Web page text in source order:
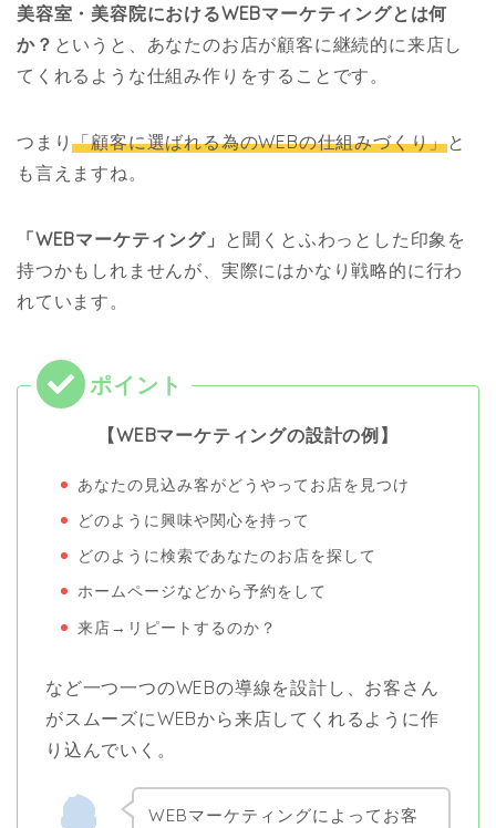
美容室・美容院におけるWEBマーケティングとは何
か？ というと、あなたのお店が顧客に継続的に来店し
てくれるような仕組み作りをすることです。
つまり「顧客に選ばれる為のWEBの仕組みづくり」と
も言えますね。
「WEBマーケティング」 と聞くとふわっとした印象を
持つかもしれませんが、実際にはかなり戦略的に行わ
れています。
【WEBマーケティングの設計の例】
あなたの見込み客がどうやってお店を見つけ
どのように興味や関心を持って
どのように検索であなたのお店を探して
ホームページなどから予約をして
来店→リピートするのか？
など一つ一つのWEBの導線を設計し、お客さん
がスムーズにWEBから来店してくれるように作
り込んでいく。
WEBマーケティングによってお客